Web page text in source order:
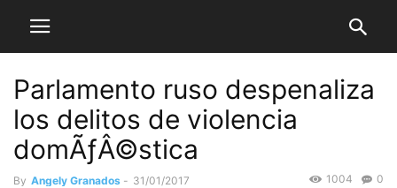
Parlamento ruso despenaliza
los delitos de violencia
domÃƒÂ©stica
By Angely Granados - 31/01/2017 0
1004